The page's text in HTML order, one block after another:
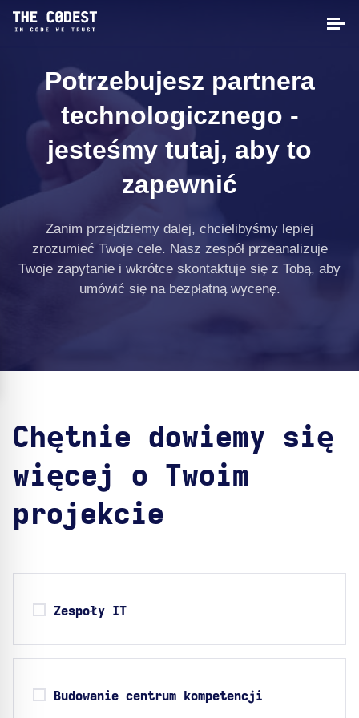
Potrzebujesz partnera
technologicznego -
jesteśmy tutaj, aby to
zapewnić
Zanim przejdziemy dalej, chcielibyśmy lepiej
zrozumieć Twoje cele. Nasz zespół przeanalizuje
Twoje zapytanie i wkrótce skontaktuje się z Tobą, aby
umówić się na bezpłatną wycenę.
Chętnie dowiemy się
więcej o Twoim
projekcie
Zespoły IT
Budowanie centrum kompetencji